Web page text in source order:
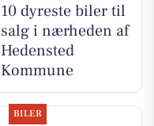
10 dyreste biler til
salg i nærheden af
Hedensted
Kommune
BILER